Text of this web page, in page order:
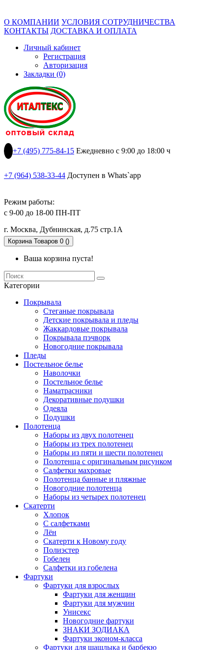
О КОМПАНИИ УСЛОВИЯ СОТРУДНИЧЕСТВА
КОНТАКТЫ ДОСТАВКА И ОПЛАТА
Личный кабинет
Регистрация
Авторизация
Закладки (0)
+7 (495) 775-84-15 Ежедневно с 9:00 до 18:00 ч
+7 (964) 538-33-44 Доступен в Whats`app
Режим работы:
с 9-00 до 18-00 ПН-ПТ
г. Москва, Дубнинская, д.75 стр.1А
Корзина Товаров 0 ()
Ваша корзина пуста!
Категории
Покрывала
Стеганые покрывала
Детские покрывала и пледы
Жаккардовые покрывала
Покрывала пэчворк
Новогодние покрывала
Пледы
Постельное белье
Наволочки
Постельное белье
Наматрасники
Декоративные подушки
Одеяла
Подушки
Полотенца
Наборы из двух полотенец
Наборы из трех полотенец
Наборы из пяти и шести полотенец
Полотенца с оригинальным рисунком
Салфетки махровые
Полотенца банные и пляжные
Новогодние полотенца
Наборы из четырех полотенец
Скатерти
Хлопок
С салфетками
Лён
Скатерти к Новому году
Полиэстер
Гобелен
Салфетки из гобелена
Фартуки
Фартуки для взрослых
Фартуки для женщин
Фартуки для мужчин
Унисекс
Новогодние фартуки
ЗНАКИ ЗОДИАКА
Фартуки эконом-класса
Фартуки для шашлыка и барбекю